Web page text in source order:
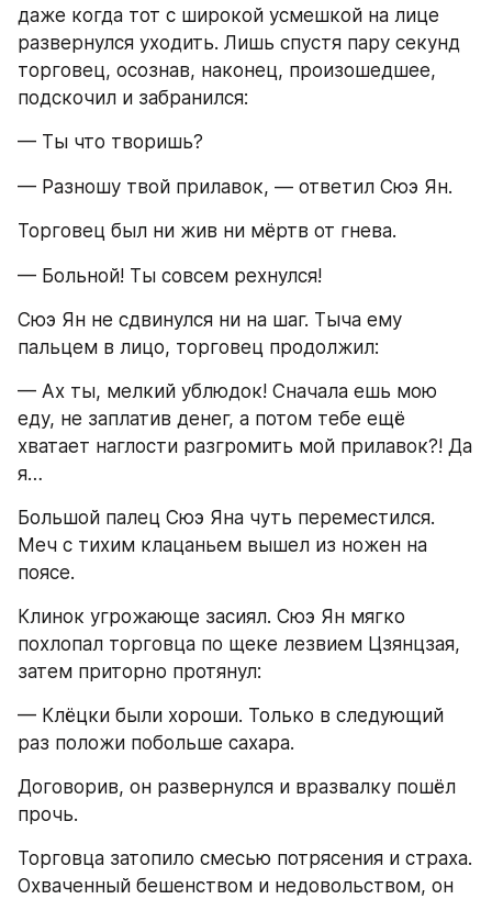
даже когда тот с широкой усмешкой на лице
развернулся уходить. Лишь спустя пару секунд
торговец, осознав, наконец, произошедшее,
подскочил и забранился:
— Ты что творишь?
— Разношу твой прилавок, — ответил Сюэ Ян.
Торговец был ни жив ни мёртв от гнева.
— Больной! Ты совсем рехнулся!
Сюэ Ян не сдвинулся ни на шаг. Тыча ему
пальцем в лицо, торговец продолжил:
— Ах ты, мелкий ублюдок! Сначала ешь мою
еду, не заплатив денег, а потом тебе ещё
хватает наглости разгромить мой прилавок?! Да
я…
Большой палец Сюэ Яна чуть переместился.
Меч с тихим клацаньем вышел из ножен на
поясе.
Клинок угрожающе засиял. Сюэ Ян мягко
похлопал торговца по щеке лезвием Цзянцзая,
затем приторно протянул:
— Клёцки были хороши. Только в следующий
раз положи побольше сахара.
Договорив, он развернулся и вразвалку пошёл
прочь.
Торговца затопило смесью потрясения и страха.
Охваченный бешенством и недовольством, он